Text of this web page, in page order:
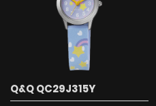
Q&Q QC29J315Y